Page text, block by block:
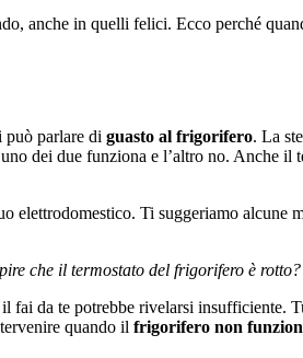
anche in quelli felici. Ecco perché
può parlare di guasto al frigorifero. La
dei due funziona e l’altro no. Anche il
Ti suggeriamo
che il termostato del frigorifero è rotto?
da te potrebbe rivelarsi insufficiente.
quando il frigorifero non